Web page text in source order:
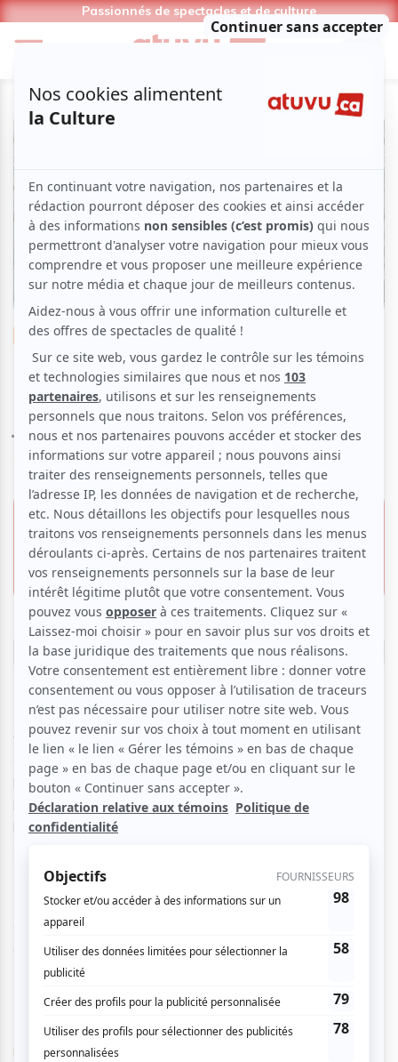
Passionnés de spectacles et de culture
Musique Jazz
Salle Bourgie | Le concerto
jazz
Voir les avis -->
9 avril 2026 - 18h00
Musée des beaux-arts de Montréal | Salle
Bourgie
1339, rue Sherbrooke O.,
Montréal
Offre VIP
39.00 $
20.75 $
Réserver
Un des duos les plus exaltants de la scène montréalaise
vous propose un répertoire audacieux, constitué de
concertos écrits par quatre grandes figures du jazz. Entre
le marimba et le vibraphone, les crotales et les cymbales,
les archets et le piano, vous serez transportés dans
l’univers inusité de ces interprètes chevronnés !
Une causerie sera animée par Claire Marchand, directrice
générale du Centre de musique canadienne au Québec,
avec certains des compositeurs au programme.
La causerie aura lieu à 17h30 dans la salle.
https://www.mbam.qc.ca/fr/activites/le-concerto-jazz/